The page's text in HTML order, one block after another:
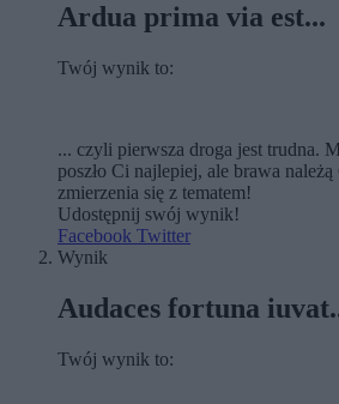
Ardua prima via est...
Twój wynik to:
... czyli pierwsza droga jest trudna.
poszło Ci najlepiej, ale brawa należą
zmierzenia się z tematem!
Udostępnij swój wynik!
Facebook Twitter
Wynik
Audaces fortuna
Twój wynik to: